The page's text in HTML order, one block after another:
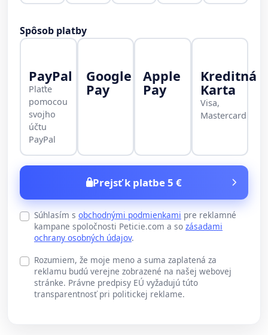
Spôsob platby
PayPal
Plaťte
pomocou
svojho
účtu
PayPal
Google
Pay
Apple
Pay
Kreditná
Karta
Visa,
Mastercard
Prejsť k platbe 5 €
Súhlasím s obchodnými podmienkami pre reklamné
kampane spoločnosti Peticie.com a so zásadami
ochrany osobných údajov.
Rozumiem, že moje meno a suma zaplatená za
reklamu budú verejne zobrazené na našej webovej
stránke. Právne predpisy EÚ vyžadujú túto
transparentnosť pri politickej reklame.